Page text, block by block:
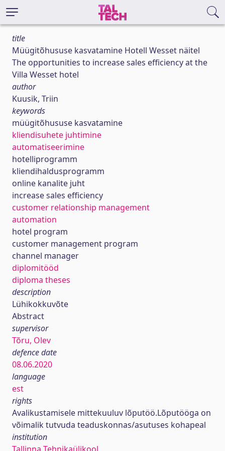
title
Müügitõhususe kasvatamine Hotell Wesset näitel
The opportunities to increase sales efficiency at the
Villa Wesset hotel
author
Kuusik, Triin
keywords
müügitõhususe kasvatamine
kliendisuhete juhtimine
automatiseerimine
hotelliprogramm
kliendihaldusprogramm
online kanalite juht
increase sales efficiency
customer relationship management
automation
hotel program
customer management program
channel manager
diplomitööd
diploma theses
description
Lühikokkuvõte
Abstract
supervisor
Tõru, Olev
defence date
08.06.2020
language
est
rights
Avalikustamisele mittekuuluv lõputöö.Lõputööga on
võimalik tutvuda teaduskonnas/asutuses kohapeal
institution